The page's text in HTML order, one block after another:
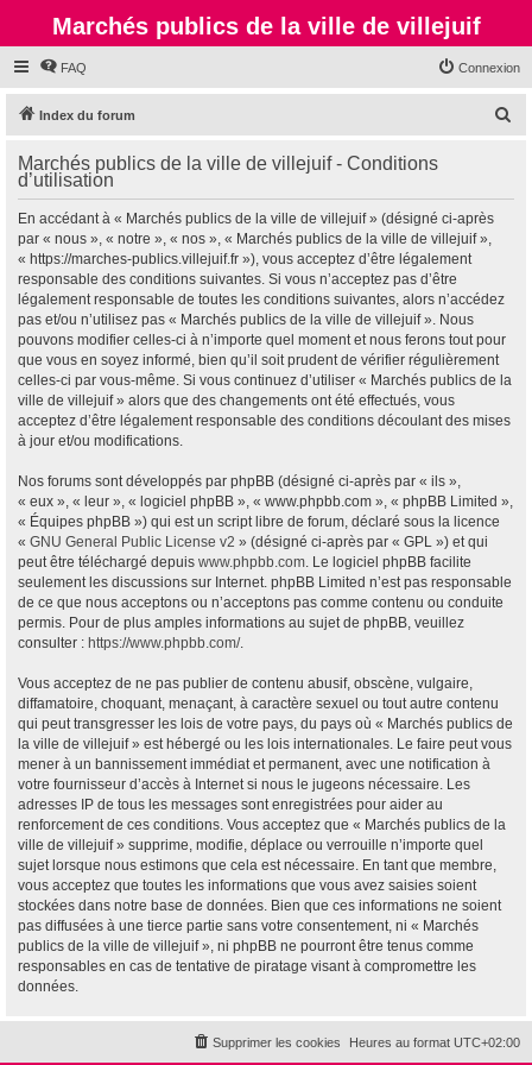
Marchés publics de la ville de villejuif
FAQ Connexion
Index du forum
h
Marchés publics de la ville de villejuif - Conditions
d’utilisation
En accédant à « Marchés publics de la ville de villejuif » (désigné ci-après
par « nous », « notre », « nos », « Marchés publics de la ville de villejuif »,
« https://marches-publics.villejuif.fr »), vous acceptez d’être légalement
responsable des conditions suivantes. Si vous n’acceptez pas d’être
légalement responsable de toutes les conditions suivantes, alors n’accédez
pas et/ou n’utilisez pas « Marchés publics de la ville de villejuif ». Nous
pouvons modifier celles-ci à n’importe quel moment et nous ferons tout pour
que vous en soyez informé, bien qu’il soit prudent de vérifier régulièrement
celles-ci par vous-même. Si vous continuez d’utiliser « Marchés publics de la
ville de villejuif » alors que des changements ont été effectués, vous
acceptez d’être légalement responsable des conditions découlant des mises
à jour et/ou modifications.
Nos forums sont développés par phpBB (désigné ci-après par « ils »,
« eux », « leur », « logiciel phpBB », « www.phpbb.com », « phpBB Limited »,
« Équipes phpBB ») qui est un script libre de forum, déclaré sous la licence
« GNU General Public License v2 » (désigné ci-après par « GPL ») et qui
peut être téléchargé depuis www.phpbb.com. Le logiciel phpBB facilite
seulement les discussions sur Internet. phpBB Limited n’est pas responsable
de ce que nous acceptons ou n’acceptons pas comme contenu ou conduite
permis. Pour de plus amples informations au sujet de phpBB, veuillez
consulter : https://www.phpbb.com/.
Vous acceptez de ne pas publier de contenu abusif, obscène, vulgaire,
diffamatoire, choquant, menaçant, à caractère sexuel ou tout autre contenu
qui peut transgresser les lois de votre pays, du pays où « Marchés publics de
la ville de villejuif » est hébergé ou les lois internationales. Le faire peut vous
mener à un bannissement immédiat et permanent, avec une notification à
votre fournisseur d’accès à Internet si nous le jugeons nécessaire. Les
adresses IP de tous les messages sont enregistrées pour aider au
renforcement de ces conditions. Vous acceptez que « Marchés publics de la
ville de villejuif » supprime, modifie, déplace ou verrouille n’importe quel
sujet lorsque nous estimons que cela est nécessaire. En tant que membre,
vous acceptez que toutes les informations que vous avez saisies soient
stockées dans notre base de données. Bien que ces informations ne soient
pas diffusées à une tierce partie sans votre consentement, ni « Marchés
publics de la ville de villejuif », ni phpBB ne pourront être tenus comme
responsables en cas de tentative de piratage visant à compromettre les
données.
Heures au format UTC+02:00
Supprimer les cookies